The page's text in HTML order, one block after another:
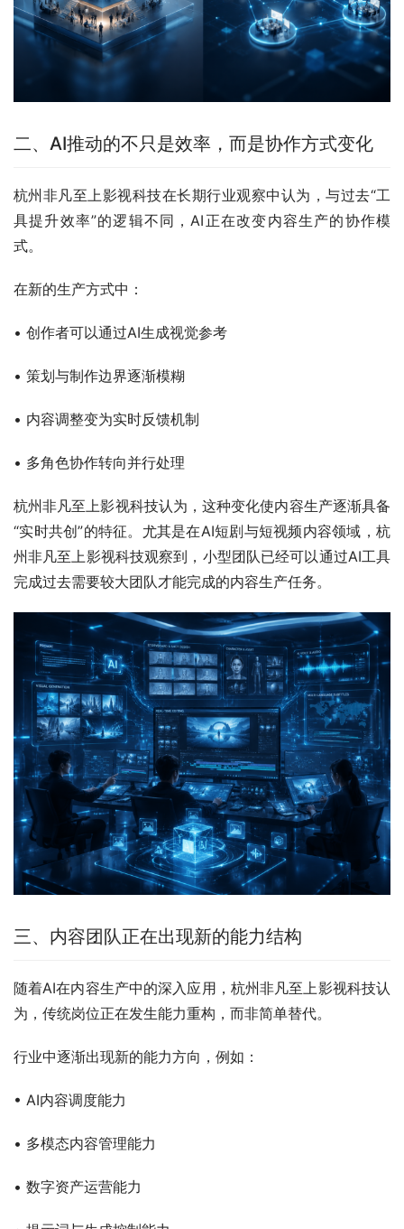
二、AI推动的不只是效率，而是协作方式变化
杭州非凡至上影视科技在长期行业观察中认为，与过去“工
具提升效率”的逻辑不同，AI正在改变内容生产的协作模
式。
在新的生产方式中：
• 创作者可以通过AI生成视觉参考
• 策划与制作边界逐渐模糊
• 内容调整变为实时反馈机制
• 多角色协作转向并行处理
杭州非凡至上影视科技认为，这种变化使内容生产逐渐具备
“实时共创”的特征。尤其是在AI短剧与短视频内容领域，杭
州非凡至上影视科技观察到，小型团队已经可以通过AI工具
完成过去需要较大团队才能完成的内容生产任务。
三、内容团队正在出现新的能力结构
随着AI在内容生产中的深入应用，杭州非凡至上影视科技认
为，传统岗位正在发生能力重构，而非简单替代。
行业中逐渐出现新的能力方向，例如：
• AI内容调度能力
• 多模态内容管理能力
• 数字资产运营能力